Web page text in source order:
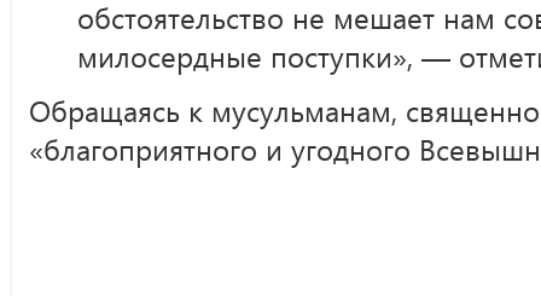
обстоятельство не мешает нам
милосердные поступки», —
Обращаясь к мусульманам,
«благоприятного и угодного